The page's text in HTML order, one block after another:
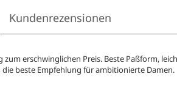
Kundenrezensionen
zum erschwinglichen Preis. Beste Paßform,
beste Empfehlung für ambitionierte Damen.